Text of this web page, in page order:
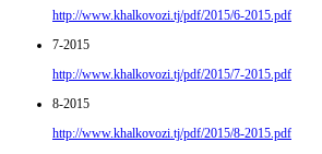
http://www.khalkovozi.tj/pdf/2015/6-2015.pdf
7-2015
http://www.khalkovozi.tj/pdf/2015/7-2015.pdf
8-2015
http://www.khalkovozi.tj/pdf/2015/8-2015.pdf